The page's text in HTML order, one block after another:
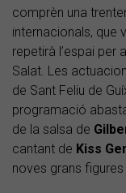
comprèn una
internacionals, que
repetirà l’espai per
Salat. Les
de Sant Feliu de
programació
de la salsa de
cantant de Kiss
noves grans